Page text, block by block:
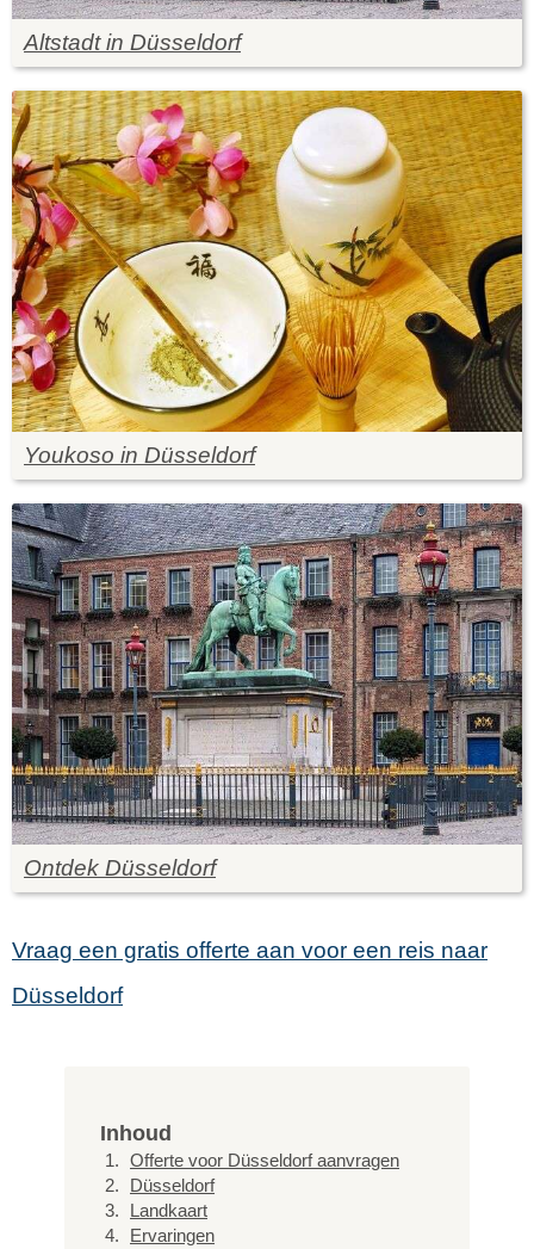
Altstadt in Düsseldorf
Youkoso in Düsseldorf
Ontdek Düsseldorf
Vraag een gratis offerte aan voor een reis naar
Düsseldorf
Inhoud
Offerte voor Düsseldorf aanvragen
Düsseldorf
Landkaart
Ervaringen